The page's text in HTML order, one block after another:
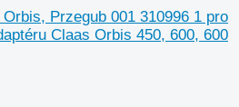
Przegub 001 310996 1 pro
Claas Orbis 450, 600, 600